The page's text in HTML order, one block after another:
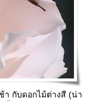
า กับดอกไม้ต่างสี (น่า